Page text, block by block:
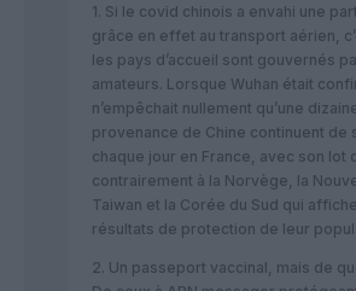
1. Si le covid chinois a envahi une
grâce en effet au transport aérien,
les pays d’accueil sont gouvernés
amateurs. Lorsque Wuhan était
n’empêchait nullement qu’une
provenance de Chine continuent de
chaque jour en France, avec son lot
contrairement à la Norvège, la
Taiwan et la Corée du Sud qui
résultats de protection de leur
2. Un passeport vaccinal, mais de